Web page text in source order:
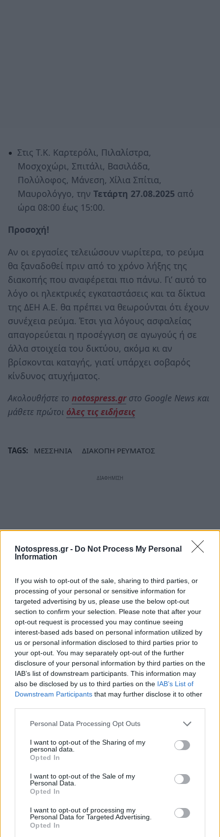
Notospress.gr - Do Not Process My Personal
Information
If you wish to opt-out of the sale, sharing to third parties, or
processing of your personal or sensitive information for
targeted advertising by us, please use the below opt-out
section to confirm your selection. Please note that after your
opt-out request is processed you may continue seeing
interest-based ads based on personal information utilized by
us or personal information disclosed to third parties prior to
your opt-out. You may separately opt-out of the further
disclosure of your personal information by third parties on the
IAB’s list of downstream participants. This information may
also be disclosed by us to third parties on the IAB’s List of
Downstream Participants that may further disclose it to other
Personal Data Processing Opt Outs
I want to opt-out of the Sharing of my
personal data.
Opted In
I want to opt-out of the Sale of my
Personal Data.
Opted In
I want to opt-out of processing my
Personal Data for Targeted Advertising.
Opted In
Στις Τ.Κ. Καρτερόλι, Πιλαλίστρα,
Μοσχοχώρι, Σπιτάλι, Βασιλάδα,
Πολύλοφος, Μάνεση, Χίλια Σπίτια,
Μαυρολόγγο, την Τετάρτη 27.08.2025 από
ώρα 08:00 έως 15:00.
Προσοχή!
Αν οι εργασίες τελειώσουν νωρίτερα, το ρεύμα
θα ξαναδοθεί πριν από το χρόνο λήξης της
διακοπής που αναφέρεται πιο πάνω. Γι’ αυτό το
λόγο οι ηλεκτρικές εγκαταστάσεις και τα δίκτυα
της ΔΕΗ Α.Ε. θα πρέπει να θεωρούνται ότι έχουν
συνέχεια ρεύμα. Έτσι για λόγους ασφαλείας
απαγορεύεται η προσέγγιση σε αγωγούς ή σε
άλλα στοιχεία του δικτύου, ακόμα κι αν
βρίσκονται καταγής, γιατί υπάρχει σοβαρός
κίνδυνος ατυχήματος.
Ακολουθήστε το notospress.grστο Google News και
μάθετε πρώτοι όλες τις ειδήσεις
TAGS: ΜΕΣΣΗΝΙΑ ΔΙΑΚΟΠΗ ΡΕΥΜΑΤΟΣ
Σχετικά Άρθρα